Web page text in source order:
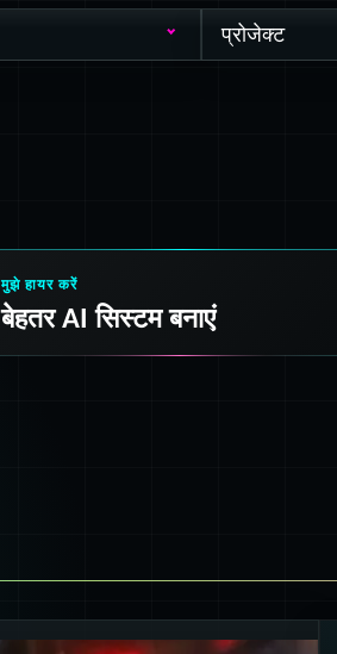
प्रोजेक्ट
मुझे हायर करें
बेहतर AI सिस्टम बनाएं